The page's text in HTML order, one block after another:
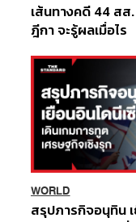
เส้นทางคดี 44 สส
ฎีกา จะรู้ผลเมื่อไร
WORLD
สรุปภารกิจอนุทิน